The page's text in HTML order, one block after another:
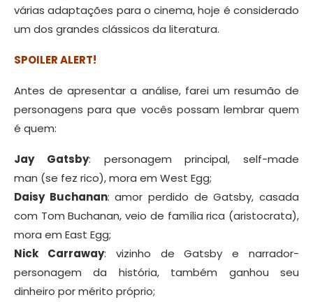
várias adaptações para o cinema, hoje é considerado
um dos grandes clássicos da literatura.
SPOILER ALERT!
Antes de apresentar a análise, farei um resumão de
personagens para que vocês possam lembrar quem
é quem:
Jay Gatsby: personagem principal, self-made
man (se fez rico), mora em West Egg;
Daisy Buchanan: amor perdido de Gatsby, casada
com Tom Buchanan, veio de família rica (aristocrata),
mora em East Egg;
Nick Carraway: vizinho de Gatsby e narrador-
personagem da história, também ganhou seu
dinheiro por mérito próprio;